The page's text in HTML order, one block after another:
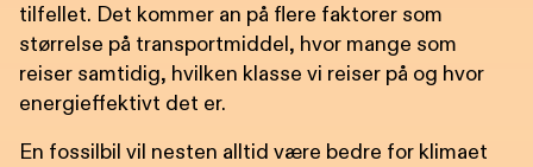
tilfellet. Det kommer an på flere faktorer som
størrelse på transportmiddel, hvor mange som
reiser samtidig, hvilken klasse vi reiser på og hvor
energieffektivt det er.
En fossilbil vil nesten alltid være bedre for klimaet